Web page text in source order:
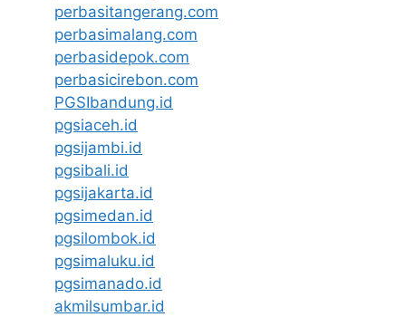
perbasitangerang.com
perbasimalang.com
perbasidepok.com
perbasicirebon.com
PGSIbandung.id
pgsiaceh.id
pgsijambi.id
pgsibali.id
pgsijakarta.id
pgsimedan.id
pgsilombok.id
pgsimaluku.id
pgsimanado.id
akmilsumbar.id